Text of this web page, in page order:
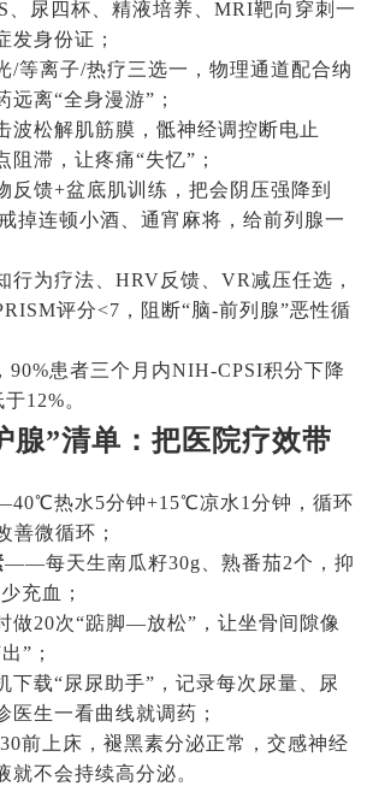
尿四杯、精液培养、MRI靶向穿刺一
发身份证；
离子/热疗三选一，物理通道配合纳
远离“全身漫游”；
松解肌筋膜，骶神经调控断电止
阻滞，让疼痛“失忆”；
馈+盆底肌训练，把会阴压强降到
掉连顿小酒、通宵麻将，给前列腺一
为疗法、HRV反馈、VR减压任选，
评分<7，阻断“脑-前列腺”恶性循
90%患者三个月内NIH-CPSI积分下降
12%。
腺”清单：把医院疗效带
热水5分钟+15℃凉水1分钟，循环
善微循环；
——每天生南瓜籽30g、熟番茄2个，抑
充血；
20次“踮脚—放松”，让坐骨间隙像
”；
载“尿尿助手”，记录每次尿量、尿
医生一看曲线就调药；
前上床，褪黑素分泌正常，交感神经
就不会持续高分泌。